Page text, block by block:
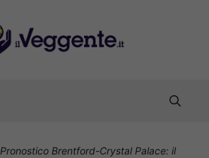
Pronostico Brentford-Crystal Palace: il